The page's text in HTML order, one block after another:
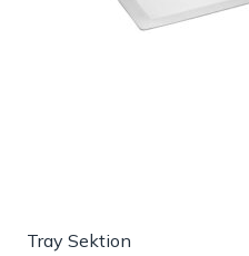
Tray Sektion